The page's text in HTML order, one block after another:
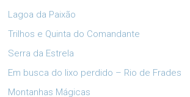
Lagoa da Paixão
Trilhos e Quinta do Comandante
Serra da Estrela
Em busca do lixo perdido – Rio de Frades
Montanhas Mágicas